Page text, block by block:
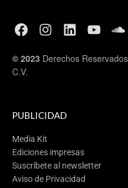
© 2023 Derechos
C.V.
PUBLICIDAD
Media Kit
Ediciones impresas
Suscríbete al newsletter
Aviso de Privacidad